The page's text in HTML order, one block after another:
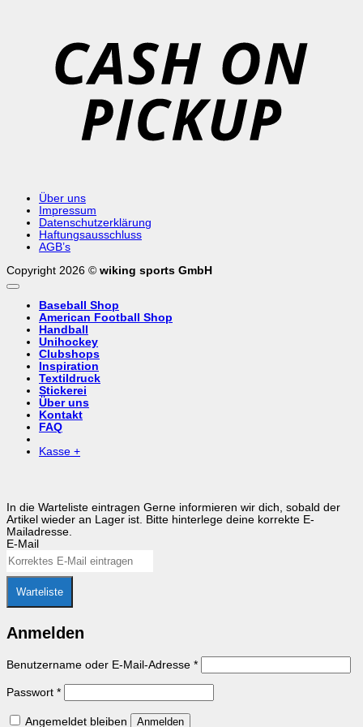
Über uns
Impressum
Datenschutzerklärung
Haftungsausschluss
AGB’s
Copyright 2026 © wiking sports GmbH
Baseball Shop
American Football Shop
Handball
Unihockey
Clubshops
Inspiration
Textildruck
Stickerei
Über uns
Kontakt
FAQ
Kasse +
In die Warteliste eintragen Gerne informieren wir dich, sobald der
Artikel wieder an Lager ist. Bitte hinterlege deine korrekte E-
Mailadresse.
E-Mail
Warteliste
Anmelden
Benutzername oder E-Mail-Adresse *Erforderlich
Passwort *Erforderlich
Angemeldet bleiben Anmelden